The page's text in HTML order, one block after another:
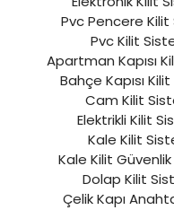
Pvc Pencere
Pvc Kilit
Apartman Kapısı
Bahçe Kapısı
Cam Kilit
Elektrikli Kilit
Kale Kilit
Kale Kilit
Dolap Kilit
Çelik Kapı